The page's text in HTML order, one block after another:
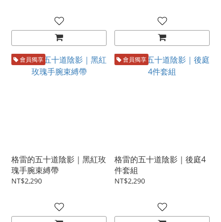
會員獨享
格雷的五十道陰影｜黑紅玫
瑰手腕束縛帶
NT$2,290
會員獨享
格雷的五十道陰影｜後庭4
件套組
NT$2,290